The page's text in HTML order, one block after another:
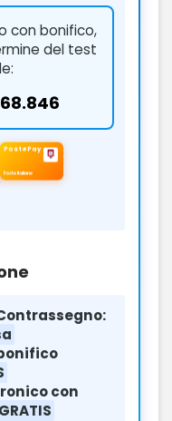
con bonifico,
del test
PostePay
Poste Italiane
con
GRATIS